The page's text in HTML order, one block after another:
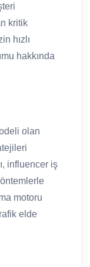
kritik
hızlı
hakkında
olan
influencer iş
motoru
elde